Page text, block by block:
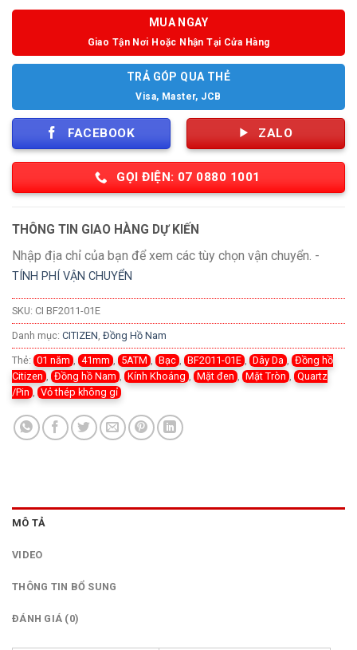
MUA NGAY
Giao Tận Nơi Hoặc Nhận Tại Cửa Hàng
TRẢ GÓP QUA THẺ
Visa, Master, JCB
FACEBOOK ZALO
GỌI ĐIỆN: 07 0880 1001
THÔNG TIN GIAO HÀNG DỰ KIẾN
Nhập địa chỉ của bạn để xem các tùy chọn vận chuyển. -
TÍNH PHÍ VẬN CHUYỂN
SKU: CI BF2011-01E
Danh mục: CITIZEN Đồng Hồ Nam
Thẻ: 01 năm 41mm 5ATM Bạc BF2011-01E Dây Da
Đồng hồ
Citizen
Đồng hồ Nam Kính Khoáng Mặt đen Mặt Tròn
Quartz
/Pin
Vỏ thép không gỉ
MÔ TẢ
VIDEO
THÔNG TIN BỔ SUNG
ĐÁNH GIÁ (0)